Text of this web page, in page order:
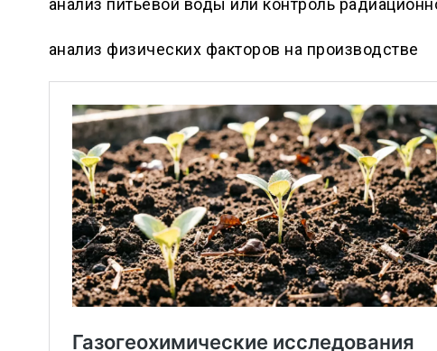
анализ питьевой воды или контроль
анализ физических факторов на производстве